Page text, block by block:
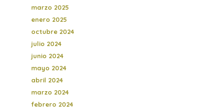
marzo 2025
enero 2025
octubre 2024
julio 2024
junio 2024
mayo 2024
abril 2024
marzo 2024
febrero 2024